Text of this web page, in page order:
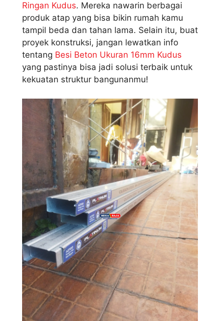
Ringan Kudus. Mereka nawarin berbagai
produk atap yang bisa bikin rumah kamu
tampil beda dan tahan lama. Selain itu, buat
proyek konstruksi, jangan lewatkan info
tentang Besi Beton Ukuran 16mm Kudus
yang pastinya bisa jadi solusi terbaik untuk
kekuatan struktur bangunanmu!